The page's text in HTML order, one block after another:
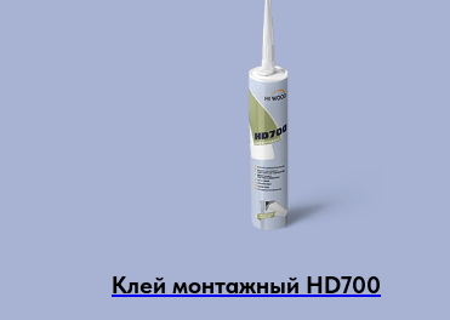
Клей монтажный HD700